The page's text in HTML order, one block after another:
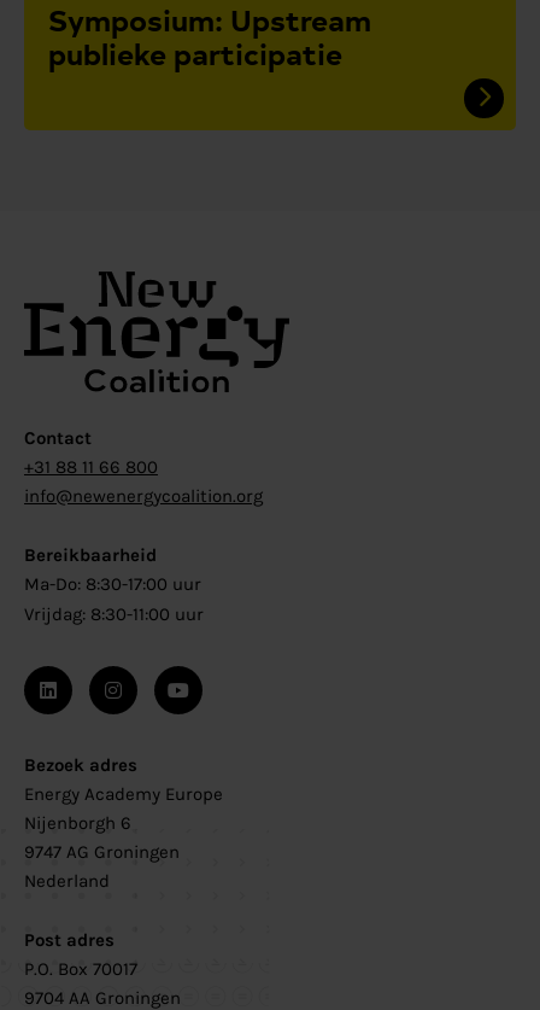
Symposium: Upstream
publieke participatie
Contact
+31 88 11 66 800
info@newenergycoalition.org
Bereikbaarheid
Ma-Do: 8:30-17:00 uur
Vrijdag: 8:30-11:00 uur
Bezoek adres
Energy Academy Europe
Nijenborgh 6
9747 AG Groningen
Nederland
Post adres
P.O. Box 70017
9704 AA Groningen